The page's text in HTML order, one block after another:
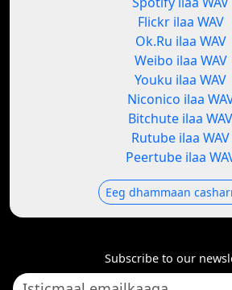
Flickr ilaa WAV
Ok.Ru ilaa WAV
Weibo ilaa WAV
Youku ilaa WAV
Niconico ilaa
Bitchute ilaa WAV
Rutube ilaa WAV
Peertube ilaa
Eeg dhammaan
Subscribe to our